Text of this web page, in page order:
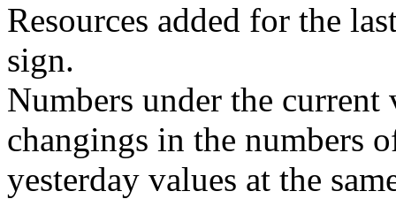
Resources added for the
sign.
Numbers under the
changings in the numbers
yesterday values at the